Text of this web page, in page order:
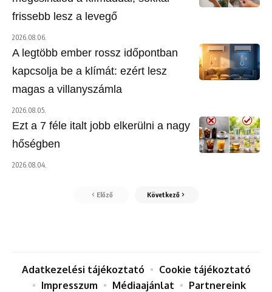
frissebb lesz a levegő
2026.08.06.
A legtöbb ember rossz időpontban
kapcsolja be a klímát: ezért lesz
magas a villanyszámla
2026.08.05.
Ezt a 7 féle italt jobb elkerülni a nagy
hőségben
2026.08.04.
Előző Következő
Adatkezelési tájékoztató
Cookie tájékoztató
Impresszum
Médiaajánlat Partnereink